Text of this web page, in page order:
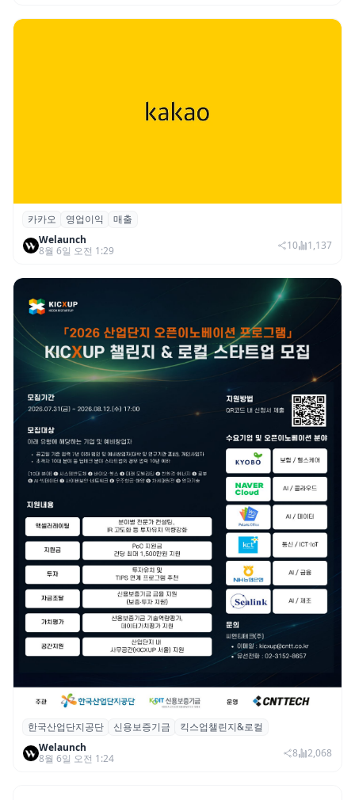
카카오, 2026년 2분기 매출 2조985억·영업
이익 2770억…역대 분기 최대
카카오 영업이익
매출
Welaunch
8월 6일 오전 1:29
10 1,137
산단공·신보, 2026 ‘킥스업 챌린지&로컬’ 참
여 스타트업 모집
한국산업단지공단 신용보증기금
킥스업챌린지&로컬
Welaunch
8월 6일 오전 1:24
8 2,068